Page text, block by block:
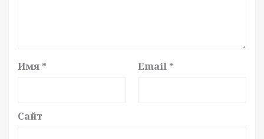
Имя * Email *
Сайт